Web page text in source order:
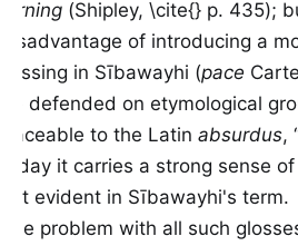
turning (Shipley, \cite{} p. 435);
disadvantage of introducing a
missing in Sībawayhi (pace
be defended on etymological
traceable to the Latin absurdus,
today it carries a strong sense
not evident in Sībawayhi's term.
The problem with all such